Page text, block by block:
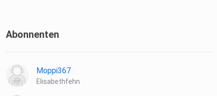
Abonnenten
Moppi367
Elisabethfehn